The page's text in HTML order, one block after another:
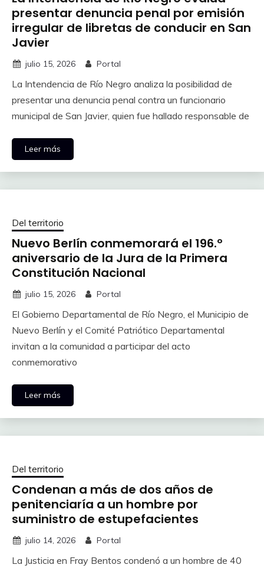
presentar denuncia penal por emisión
irregular de libretas de conducir en San
Javier
julio 15, 2026 Portal
La Intendencia de Río Negro analiza la posibilidad de
presentar una denuncia penal contra un funcionario
municipal de San Javier, quien fue hallado responsable de
Leer más
Del territorio
Nuevo Berlín conmemorará el 196.º
aniversario de la Jura de la Primera
Constitución Nacional
julio 15, 2026 Portal
El Gobierno Departamental de Río Negro, el Municipio de
Nuevo Berlín y el Comité Patriótico Departamental
invitan a la comunidad a participar del acto
conmemorativo
Leer más
Del territorio
Condenan a más de dos años de
penitenciaría a un hombre por
suministro de estupefacientes
julio 14, 2026 Portal
La Justicia en Fray Bentos condenó a un hombre de 40